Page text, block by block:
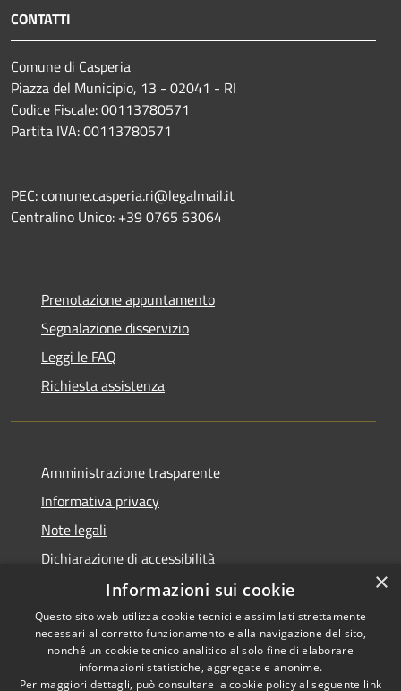
CONTATTI
Comune di Casperia
Piazza del Municipio, 13 - 02041 - RI
Codice Fiscale: 00113780571
Partita IVA: 00113780571
PEC: comune.casperia.ri@legalmail.it
Centralino Unico: +39 0765 63064
Prenotazione appuntamento
Segnalazione disservizio
Leggi le FAQ
Richiesta assistenza
Amministrazione trasparente
Informativa privacy
Note legali
Dichiarazione di accessibilità
Accessibilità
Copyright © 2026 • Comune di
Casperia • Powered by
×
Informazioni sui cookie
Questo sito web utilizza cookie tecnici e assimilati strettamente
necessari al corretto funzionamento e alla navigazione del sito,
nonché un cookie tecnico analitico al solo fine di elaborare
informazioni statistiche, aggregate e anonime.
Per maggiori dettagli, può consultare la cookie policy al seguente link